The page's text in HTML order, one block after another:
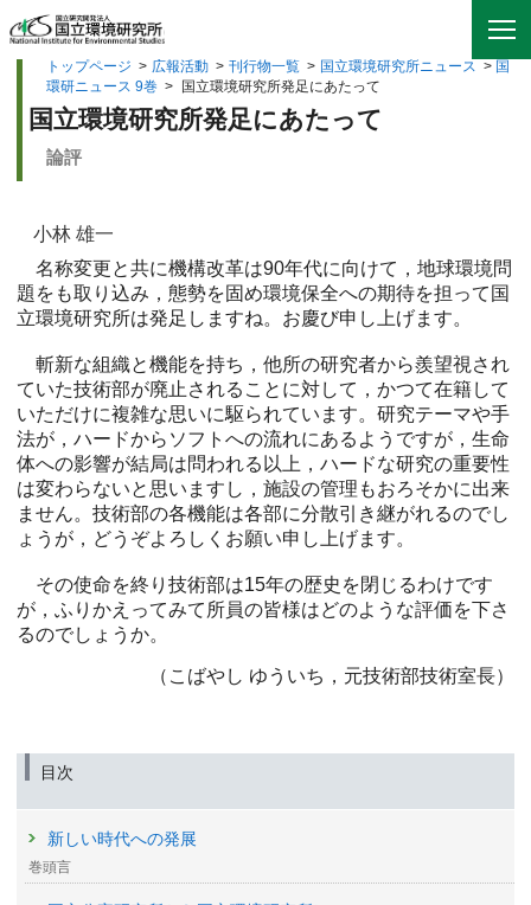
トップページ > 広報活動 > 刊行物一覧 > 国立環境研究所ニュース > 国
環研ニュース 9巻 > 国立環境研究所発足にあたって
国立環境研究所発足にあたって
論評
小林 雄一
名称変更と共に機構改革は90年代に向けて，地球環境問
題をも取り込み，態勢を固め環境保全への期待を担って国
立環境研究所は発足しますね。お慶び申し上げます。
斬新な組織と機能を持ち，他所の研究者から羨望視され
ていた技術部が廃止されることに対して，かつて在籍して
いただけに複雑な思いに駆られています。研究テーマや手
法が，ハードからソフトへの流れにあるようですが，生命
体への影響が結局は問われる以上，ハードな研究の重要性
は変わらないと思いますし，施設の管理もおろそかに出来
ません。技術部の各機能は各部に分散引き継がれるのでし
ょうが，どうぞよろしくお願い申し上げます。
その使命を終り技術部は15年の歴史を閉じるわけです
が，ふりかえってみて所員の皆様はどのような評価を下さ
るのでしょうか。
（こばやし ゆういち，元技術部技術室長）
目次
新しい時代への発展
巻頭言